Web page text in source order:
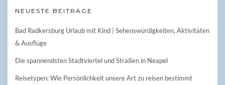
NEUESTE BEITRÄGE
Bad Radkersburg Urlaub mit Kind | Sehenswürdigkeiten, Aktivitäten
& Ausflüge
Die spannendsten Stadtviertel und Straßen in Neapel
Reisetypen: Wie Persönlichkeit unsere Art zu reisen bestimmt